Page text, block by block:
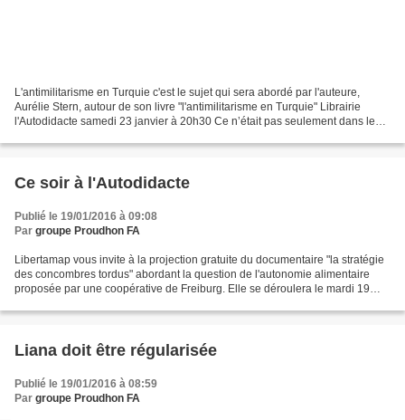
L'antimilitarisme en Turquie c'est le sujet qui sera abordé par l'auteure,
Aurélie Stern, autour de son livre "l'antimilitarisme en Turquie" Librairie
l'Autodidacte samedi 23 janvier à 20h30 Ce n’était pas seulement dans les
Ce soir à l'Autodidacte
Publié le 19/01/2016 à 09:08
Par groupe Proudhon FA
Libertamap vous invite à la projection gratuite du documentaire "la stratégie
des concombres tordus" abordant la question de l'autonomie alimentaire
proposée par une coopérative de Freiburg. Elle se déroulera le mardi 19
Liana doit être régularisée
Publié le 19/01/2016 à 08:59
Par groupe Proudhon FA